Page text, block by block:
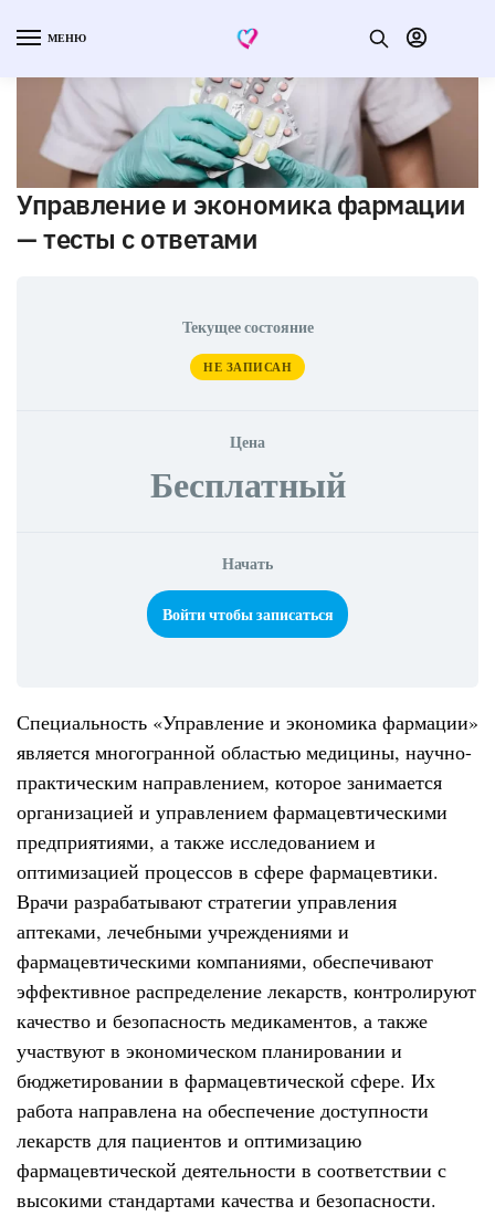
МЕНЮ
Управление и экономика фармации
— тесты с ответами
Текущее состояние
НЕ ЗАПИСАН
Цена
Бесплатный
Начать
Войти чтобы записаться
Специальность «Управление и экономика фармации»
является многогранной областью медицины, научно-
практическим направлением, которое занимается
организацией и управлением фармацевтическими
предприятиями, а также исследованием и
оптимизацией процессов в сфере фармацевтики.
Врачи разрабатывают стратегии управления
аптеками, лечебными учреждениями и
фармацевтическими компаниями, обеспечивают
эффективное распределение лекарств, контролируют
качество и безопасность медикаментов, а также
участвуют в экономическом планировании и
бюджетировании в фармацевтической сфере. Их
работа направлена на обеспечение доступности
лекарств для пациентов и оптимизацию
фармацевтической деятельности в соответствии с
высокими стандартами качества и безопасности.